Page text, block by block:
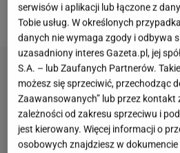
ROZWIĄŻ
serwisów i aplikacji lub łączone z
Tobie usług. W określonych
danych nie wymaga zgody i odbywa
uzasadniony interes Gazeta.pl, jej
S.A. – lub Zaufanych Partnerów.
możesz się sprzeciwić, przechodząc
Zaawansowanych” lub przez
zależności od zakresu sprzeciwu i
jest kierowany. Więcej informacji o
osobowych znajdziesz w dokumencie